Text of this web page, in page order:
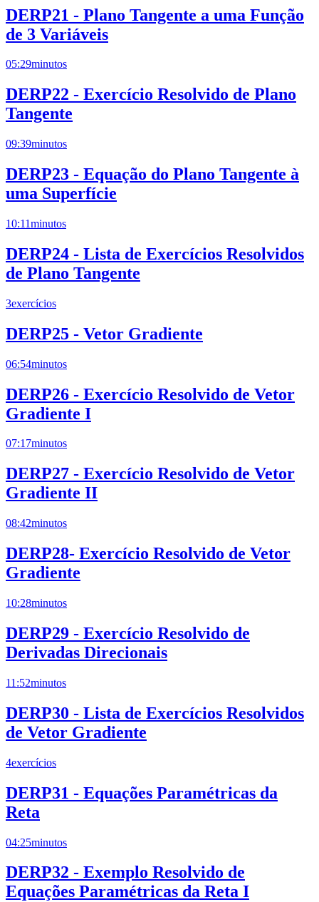
DERP21 - Plano Tangente a uma Função
de 3 Variáveis
05:29minutos
DERP22 - Exercício Resolvido de Plano
Tangente
09:39minutos
DERP23 - Equação do Plano Tangente à
uma Superfície
10:11minutos
DERP24 - Lista de Exercícios Resolvidos
de Plano Tangente
3exercícios
DERP25 - Vetor Gradiente
06:54minutos
DERP26 - Exercício Resolvido de Vetor
Gradiente I
07:17minutos
DERP27 - Exercício Resolvido de Vetor
Gradiente II
08:42minutos
DERP28- Exercício Resolvido de Vetor
Gradiente
10:28minutos
DERP29 - Exercício Resolvido de
Derivadas Direcionais
11:52minutos
DERP30 - Lista de Exercícios Resolvidos
de Vetor Gradiente
4exercícios
DERP31 - Equações Paramétricas da
Reta
04:25minutos
DERP32 - Exemplo Resolvido de
Equações Paramétricas da Reta I